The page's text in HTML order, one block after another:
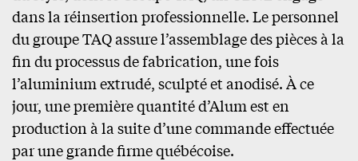
dans la réinsertion professionnelle. Le personnel
du groupe TAQ assure l’assemblage des pièces à la
fin du processus de fabrication, une fois
l’aluminium extrudé, sculpté et anodisé. À ce
jour, une première quantité d’Alum est en
production à la suite d’une commande effectuée
par une grande firme québécoise.